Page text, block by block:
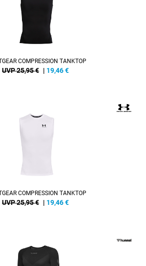
COMPRESSION TANKTOP
UVP 25,95 € | 19,46€
COMPRESSION TANKTOP
UVP 25,95 € | 19,46€